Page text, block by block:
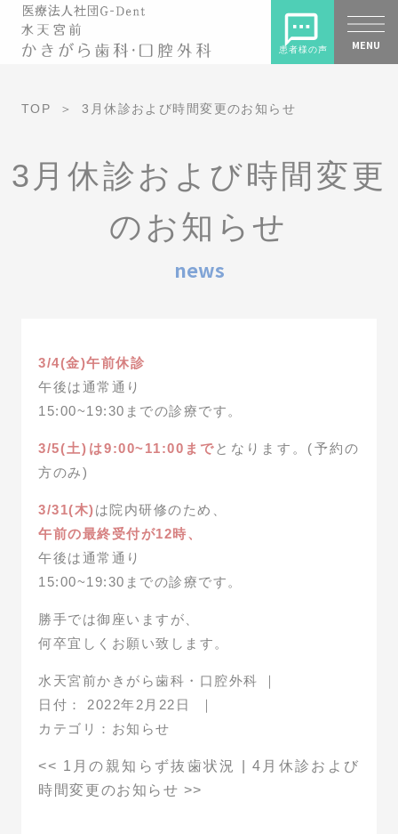
TOP 3月休診および時間変更のお知らせ
3月休診および時間変更
のお知らせ
news
3/4(金)午前休診
午後は通常通り
15:00~19:30までの診療です。
3/5(土)は9:00~11:00までとなります。(予約の
方のみ)
3/31(木)は院内研修のため、
午前の最終受付が12時、
午後は通常通り
15:00~19:30までの診療です。
勝手では御座いますが、
何卒宜しくお願い致します。
水天宮前かきがら歯科・口腔外科
｜
日付： 2022年2月22日
｜
カテゴリ： お知らせ
<< 1月の親知らず抜歯状況
4月休診および
時間変更のお知らせ >>
MENU
患者様の声